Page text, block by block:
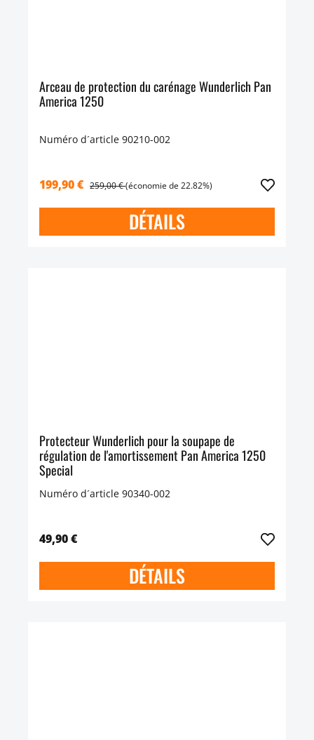
Arceau de protection du carénage Wunderlich Pan
America 1250
Numéro d´article 90210-002
199,90 € 259,00 €(économie de 22.82%)
DÉTAILS
Protecteur Wunderlich pour la soupape de
régulation de l'amortissement Pan America 1250
Special
Numéro d´article 90340-002
49,90 €
DÉTAILS